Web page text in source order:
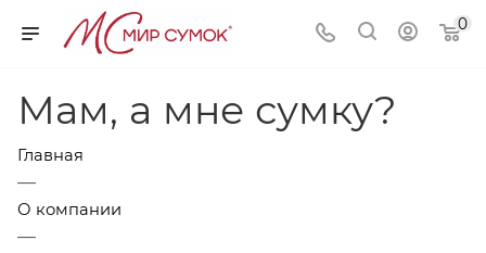
0
Мам, а мне сумку?
Главная
—
О компании
—